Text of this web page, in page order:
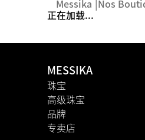
Messika Nos
正在加载...
MESSIKA
珠宝
高级珠宝
品牌
专卖店